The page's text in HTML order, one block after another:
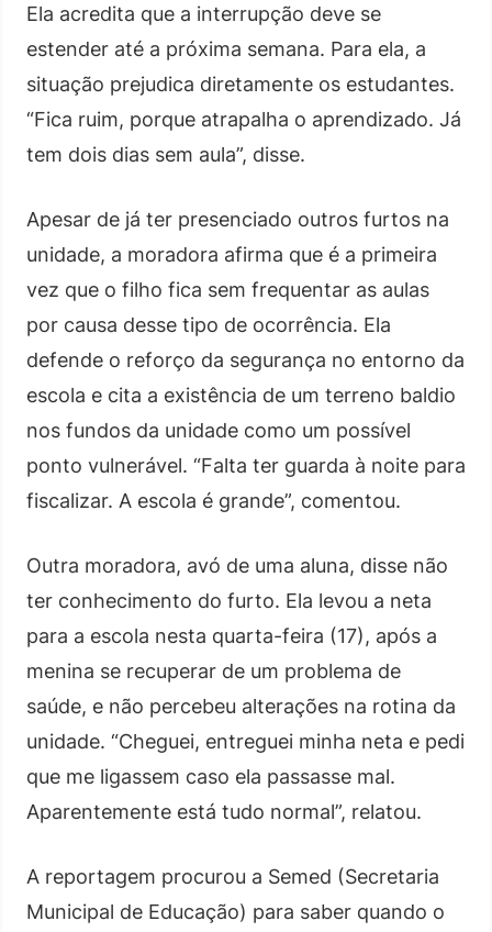
Ela acredita que a interrupção deve se
estender até a próxima semana. Para ela, a
situação prejudica diretamente os estudantes.
“Fica ruim, porque atrapalha o aprendizado. Já
tem dois dias sem aula”, disse.
Apesar de já ter presenciado outros furtos na
unidade, a moradora afirma que é a primeira
vez que o filho fica sem frequentar as aulas
por causa desse tipo de ocorrência. Ela
defende o reforço da segurança no entorno da
escola e cita a existência de um terreno baldio
nos fundos da unidade como um possível
ponto vulnerável. “Falta ter guarda à noite para
fiscalizar. A escola é grande”, comentou.
Outra moradora, avó de uma aluna, disse não
ter conhecimento do furto. Ela levou a neta
para a escola nesta quarta-feira (17), após a
menina se recuperar de um problema de
saúde, e não percebeu alterações na rotina da
unidade. “Cheguei, entreguei minha neta e pedi
que me ligassem caso ela passasse mal.
Aparentemente está tudo normal”, relatou.
A reportagem procurou a Semed (Secretaria
Municipal de Educação) para saber quando o